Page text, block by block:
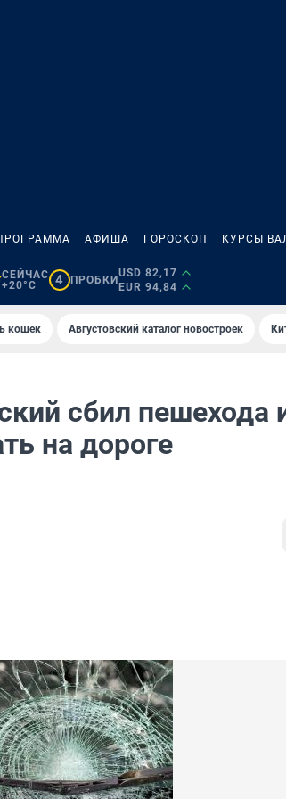
АФИША ГОРОСКОП КУРСЫ
СЕЙЧАС
+20°C
4 ПРОБКИ
USD 82,17
EUR 94,84
кошек Августовский каталог новостроек
сбил пешехода
на дороге